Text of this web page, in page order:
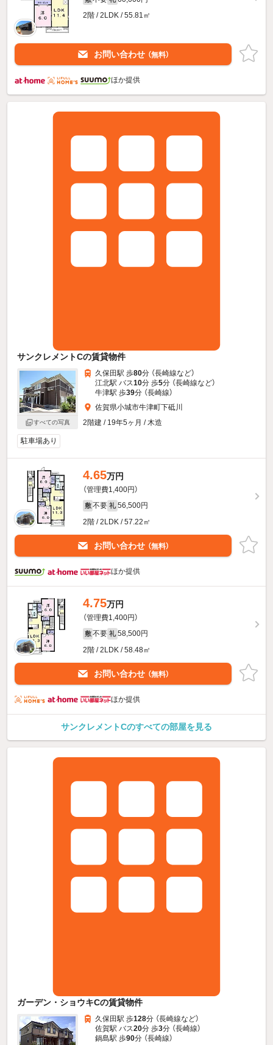
2階 / 2LDK / 55.81㎡
お問い合わせ （無料）
ほか提供
サンクレメントCの賃貸物件
すべての写真
久保田駅 歩80分 （長崎線など）
江北駅 バス10分 歩5分 （長崎線など）
牛津駅 歩39分 （長崎線）
佐賀県小城市牛津町下砥川
2階建 / 19年5ヶ月 / 木造
駐車場あり
4.65万円
（管理費1,400円）
敷 不要 礼 56,500円
2階 / 2LDK / 57.22㎡
お問い合わせ （無料）
ほか提供
4.75万円
（管理費1,400円）
敷 不要 礼 58,500円
2階 / 2LDK / 58.48㎡
お問い合わせ （無料）
ほか提供
サンクレメントCのすべての部屋を見る
ガーデン・ショウキCの賃貸物件
久保田駅 歩128分 （長崎線など）
佐賀駅 バス20分 歩3分 （長崎線）
鍋島駅 歩90分 （長崎線）